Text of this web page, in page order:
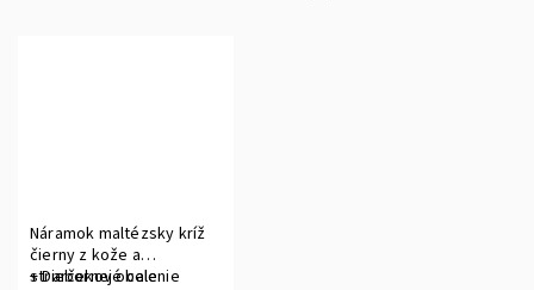
Náramok maltézsky kríž
čierny z kože a
striebornej ocele
+ Darčekové balenie